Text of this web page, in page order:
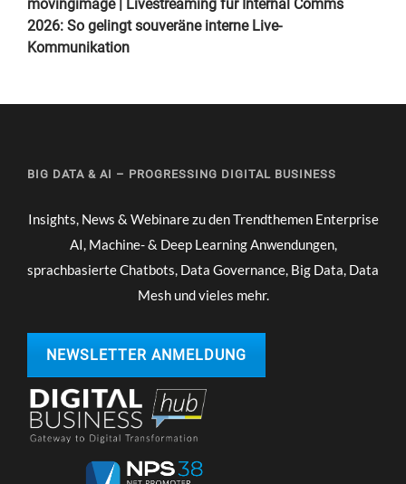
movingimage | Livestreaming für Internal Comms
2026: So gelingt souveräne interne Live-
Kommunikation
BIG DATA & AI – PROGRESSING DIGITAL BUSINESS
Insights, News & Webinare zu den Trendthemen Enterprise
AI, Machine- & Deep Learning Anwendungen,
sprachbasierte Chatbots, Data Governance, Big Data, Data
Mesh und vieles mehr.
NEWSLETTER ANMELDUNG